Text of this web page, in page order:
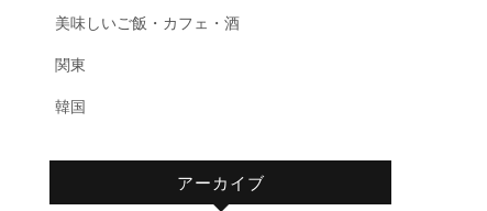
美味しいご飯・カフェ・酒
関東
韓国
アーカイブ